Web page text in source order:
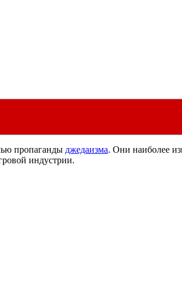
пропаганды джедаизма. Они наиболее
индустрии.